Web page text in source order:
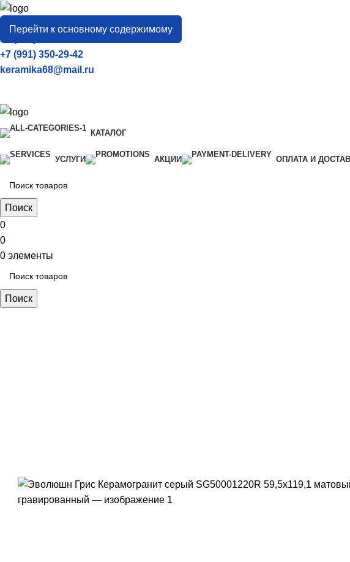
Перейти к основному содержимому
город
Тамбов
+7 (906) 657-33-54
+7 (991) 350-29-42
keramika68@mail.ru
КАТАЛОГ
УСЛУГИ АКЦИИ ОПЛАТА И
Поиск
0
0
0 элементы
Поиск